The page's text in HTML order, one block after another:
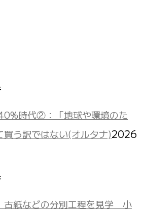
時代②：「地球や環境のた
買う訳ではない(オルタナ)2026
古紙などの分別工程を見学 小